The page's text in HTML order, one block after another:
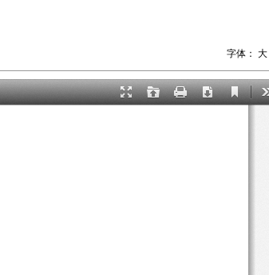
字体： 大